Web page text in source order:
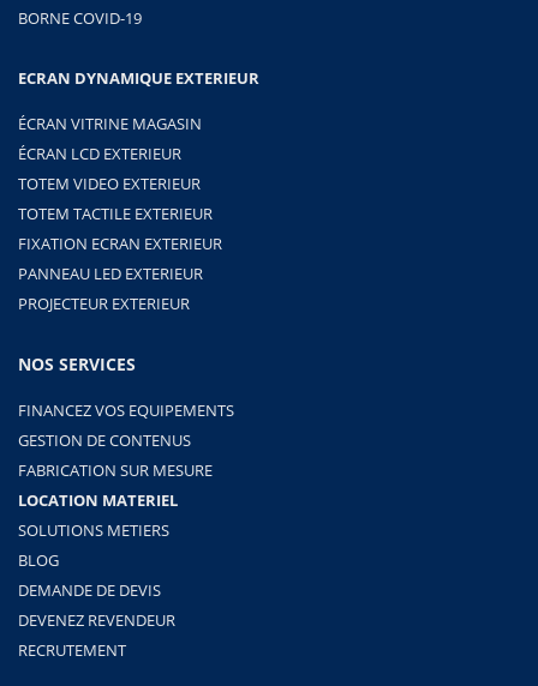
BORNE COVID-19
ECRAN DYNAMIQUE EXTERIEUR
ÉCRAN VITRINE MAGASIN
ÉCRAN LCD EXTERIEUR
TOTEM VIDEO EXTERIEUR
TOTEM TACTILE EXTERIEUR
FIXATION ECRAN EXTERIEUR
PANNEAU LED EXTERIEUR
PROJECTEUR EXTERIEUR
NOS SERVICES
FINANCEZ VOS EQUIPEMENTS
GESTION DE CONTENUS
FABRICATION SUR MESURE
LOCATION MATERIEL
SOLUTIONS METIERS
BLOG
DEMANDE DE DEVIS
DEVENEZ REVENDEUR
RECRUTEMENT